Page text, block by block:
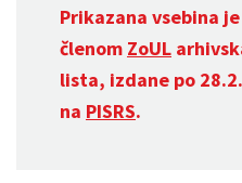
Prikazana vsebina
členom ZoUL
lista, izdane po
na PISRS.